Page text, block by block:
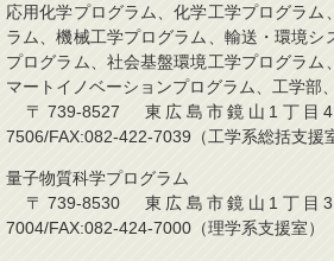
応用化学プログラム、化学工学プログラム
ラム、機械工学プログラム、輸送・環境シ
プログラム、社会基盤環境工学プログラム
マートイノベーションプログラム、工学部
〒739-8527 東広島市鏡山1丁目
7506/FAX:082-422-7039（工学系総括支援
量子物質科学プログラム
〒739-8530 東広島市鏡山1丁目
7004/FAX:082-424-7000（理学系支援室）